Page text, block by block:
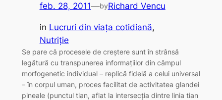
feb. 28, 2011—byRichard Vencu
in Lucruri din viaţa cotidiană
Nutriţie
Se pare că procesele de creștere sunt în strânsă
legătură cu transpunerea informațiilor din câmpul
morfogenetic individual – replică fidelă a celui universal
– în corpul uman, proces facilitat de activitatea glandei
pineale (punctul tian, aflat la intersecția dintre linia tian